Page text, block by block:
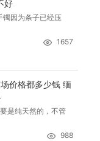
好
镯因为条子已经压
1657
价格都多少钱 缅
是纯天然的，不管
988